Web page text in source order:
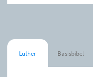
Luther Basisbibel